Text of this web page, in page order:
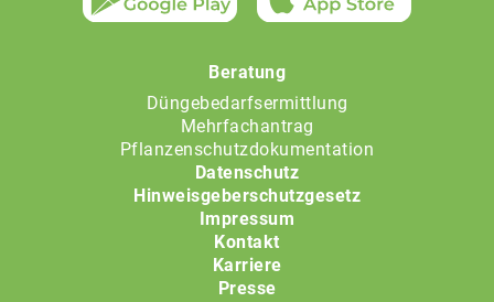
Beratung
Düngebedarfsermittlung
Mehrfachantrag
Pflanzenschutzdokumentation
Datenschutz
Hinweisgeberschutzgesetz
Impressum
Kontakt
Karriere
Presse